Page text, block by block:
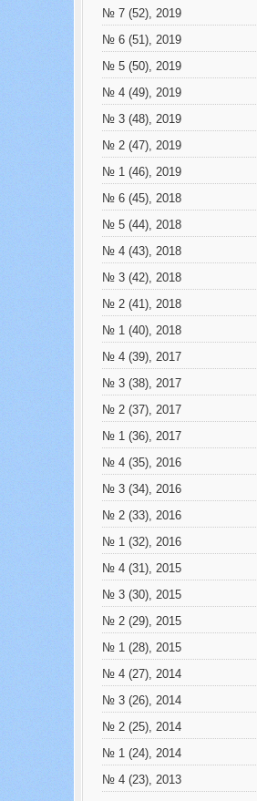
№ 7 (52), 2019
№ 6 (51), 2019
№ 5 (50), 2019
№ 4 (49), 2019
№ 3 (48), 2019
№ 2 (47), 2019
№ 1 (46), 2019
№ 6 (45), 2018
№ 5 (44), 2018
№ 4 (43), 2018
№ 3 (42), 2018
№ 2 (41), 2018
№ 1 (40), 2018
№ 4 (39), 2017
№ 3 (38), 2017
№ 2 (37), 2017
№ 1 (36), 2017
№ 4 (35), 2016
№ 3 (34), 2016
№ 2 (33), 2016
№ 1 (32), 2016
№ 4 (31), 2015
№ 3 (30), 2015
№ 2 (29), 2015
№ 1 (28), 2015
№ 4 (27), 2014
№ 3 (26), 2014
№ 2 (25), 2014
№ 1 (24), 2014
№ 4 (23), 2013